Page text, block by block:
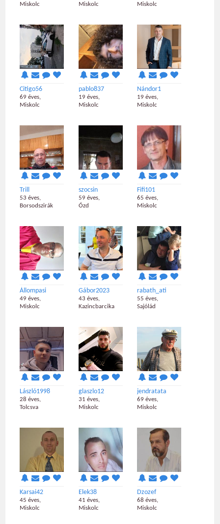
Miskolc
Miskolc
Miskolc
Citigo56
69 éves,
Miskolc
pablo837
19 éves,
Miskolc
Nándor1
19 éves,
Miskolc
Trill
53 éves,
Borsodszirák
szocsin
59 éves,
Ózd
Fifi101
65 éves,
Miskolc
Állompasi
49 éves,
Miskolc
Gábor2023
43 éves,
Kazincbarcika
rabath_ati
55 éves,
Sajólád
László1998
28 éves,
Tolcsva
glaszlo12
31 éves,
Miskolc
jendratata
69 éves,
Miskolc
Karsai42
45 éves,
Miskolc
Elek38
41 éves,
Miskolc
Dzozef
68 éves,
Miskolc